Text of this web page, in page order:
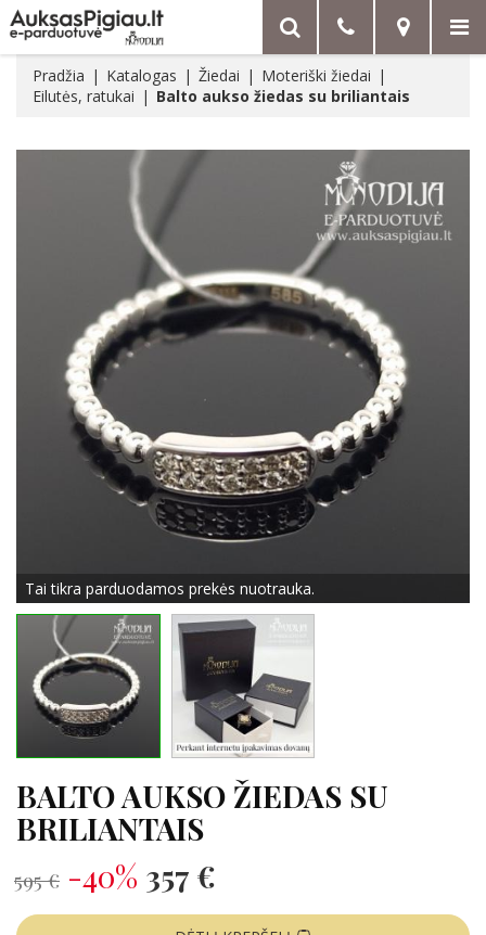
Pradžia Katalogas Žiedai
Moteriški žiedai
Eilutės, ratukai
Balto aukso žiedas su briliantais
Tai tikra parduodamos prekės nuotrauka.
BALTO AUKSO ŽIEDAS SU
BRILIANTAIS
595 € -40% 357 €